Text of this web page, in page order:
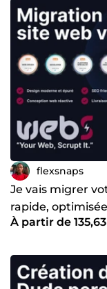
optimisées pour
pour offrir une
appareils. Pourquoi
Installation de
Optimisation de la
boostent la
Un
pérennité de votre
Je maîtrise les
services haut de
moi votre projet et
qui dépasseront
flexsnaps
Je vais migrer
rapide,
À partir de